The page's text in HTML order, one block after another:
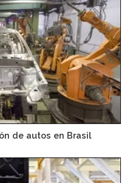
de autos en Brasil